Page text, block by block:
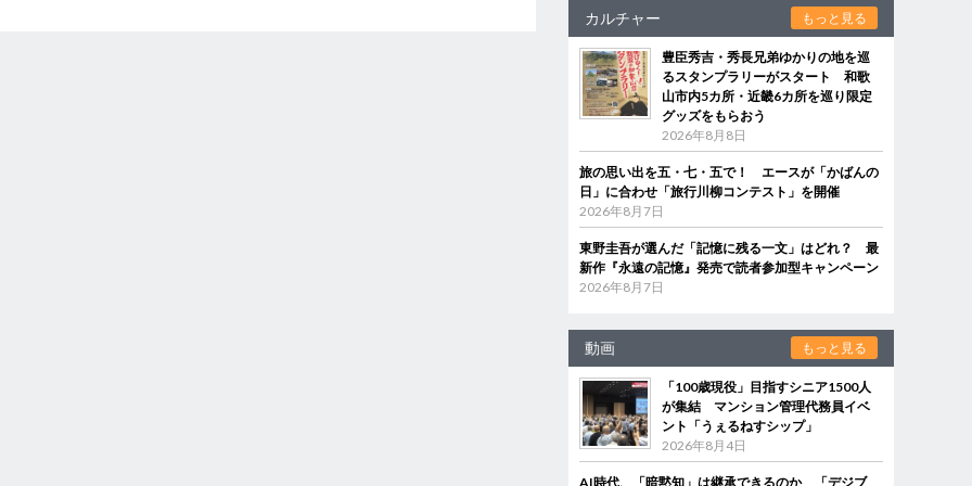
カルチャー もっと見る
豊臣秀吉・秀長兄弟ゆかりの地を巡
るスタンプラリーがスタート 和歌
山市内5カ所・近畿6カ所を巡り限定
グッズをもらおう
2026年8月8日
旅の思い出を五・七・五で！ エースが「かばんの
日」に合わせ「旅行川柳コンテスト」を開催
2026年8月7日
東野圭吾が選んだ「記憶に残る一文」はどれ？ 最
新作『永遠の記憶』発売で読者参加型キャンペーン
2026年8月7日
動画 もっと見る
「100歳現役」目指すシニア1500人
が集結 マンション管理代務員イベ
ント「うぇるねすシップ」
2026年8月4日
AI時代、「暗黙知」は継承できるのか 「デジブ